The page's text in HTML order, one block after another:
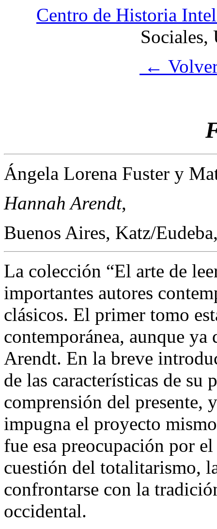
Centro de Historia
Sociales,
←
Ángela Lorena Fuster y
Hannah Arendt,
Buenos Aires, Katz/
La colección “El arte de
importantes autores
clásicos. El primer tomo
contemporánea, aunque
Arendt. En la breve
de las características de su
comprensión del presente,
impugna el proyecto
fue esa preocupación por
cuestión del totalitarismo,
confrontarse con la
occidental.